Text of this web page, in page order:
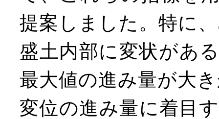
提案しました。特に
盛土内部に変状があ
最大値の進み量が大
変位の進み量に着目